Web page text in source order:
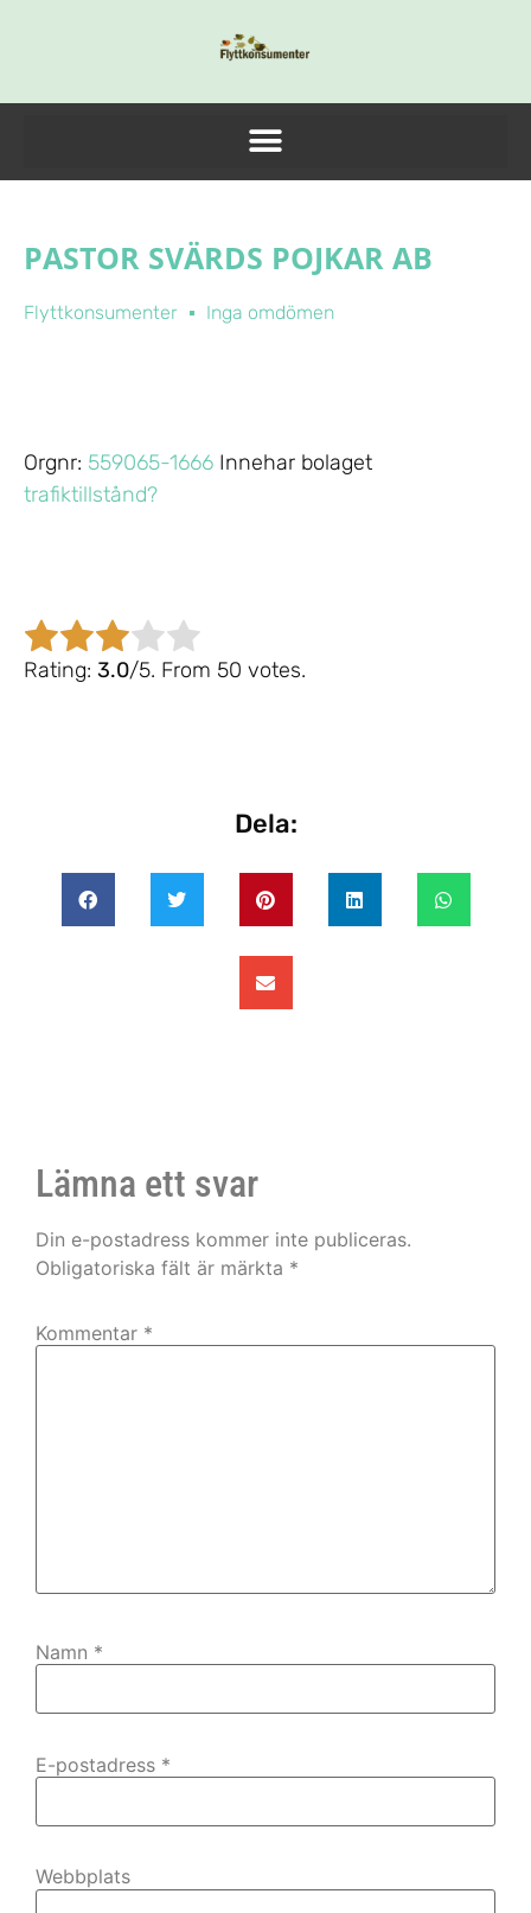
PASTOR SVÄRDS POJKAR AB
Flyttkonsumenter Inga omdömen
Orgnr: 559065-1666 Innehar bolaget
trafiktillstånd?
Rate this item:
Submit Rating
Rating: 3.0/5. From 50 votes.
Dela:
Lämna ett svar
Din e-postadress kommer inte publiceras.
Obligatoriska fält är märkta *
Kommentar *
Namn *
E-postadress *
Webbplats